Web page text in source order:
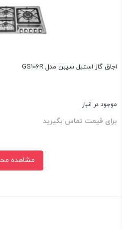
اجاق گاز استیل سیبن مدل GS106R
موجود در انبار
برای قیمت تماس بگیرید
مشاهده